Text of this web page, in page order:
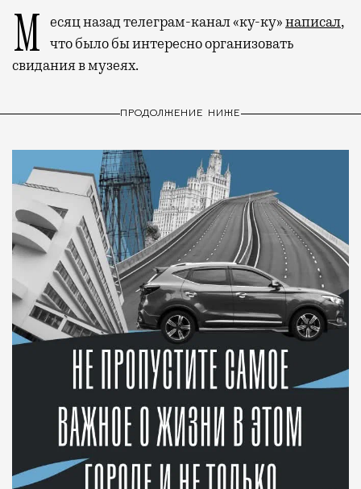
Месяц назад телеграм-канал «ку-ку»написал,
что было бы интересно организовать
свидания в музеях.
ПРОДОЛЖЕНИЕ НИЖЕ